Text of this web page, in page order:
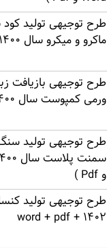
طرح توجیهی تولید
ماکرو و میکرو سال 1400 + pdf + word
طرح توجیهی بازیافت
ورمی کمپوست سال 1400
طرح توجیهی تولید
و Pdf )
طرح توجیهی تولید
1402 + word + pdf